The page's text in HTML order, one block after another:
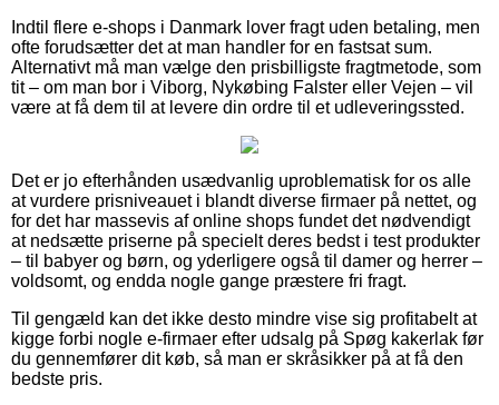
Indtil flere e-shops i Danmark lover fragt uden betaling, men
ofte forudsætter det at man handler for en fastsat sum.
Alternativt må man vælge den prisbilligste fragtmetode, som
tit – om man bor i Viborg, Nykøbing Falster eller Vejen – vil
være at få dem til at levere din ordre til et udleveringssted.
Det er jo efterhånden usædvanlig uproblematisk for os alle
at vurdere prisniveauet i blandt diverse firmaer på nettet, og
for det har massevis af online shops fundet det nødvendigt
at nedsætte priserne på specielt deres bedst i test produkter
– til babyer og børn, og yderligere også til damer og herrer –
voldsomt, og endda nogle gange præstere fri fragt.
Til gengæld kan det ikke desto mindre vise sig profitabelt at
kigge forbi nogle e-firmaer efter udsalg på Spøg kakerlak før
du gennemfører dit køb, så man er skråsikker på at få den
bedste pris.